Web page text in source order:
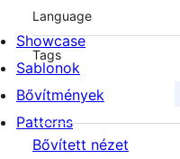
Language
Tags
Bővített nézet
Showcase
Sablonok
Bővítmények
Patterns